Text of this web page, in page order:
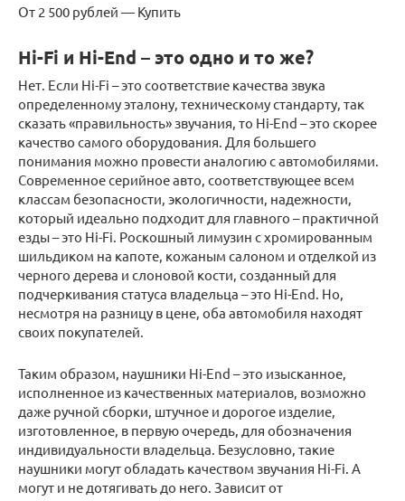
От 2 500 рублей — Купить
Hi-Fi и Hi-End – это одно и то же?
Нет. Если Hi-Fi – это соответствие качества звука
определенному эталону, техническому стандарту, так
сказать «правильность» звучания, то Hi-End – это скорее
качество самого оборудования. Для большего
понимания можно провести аналогию с автомобилями.
Современное серийное авто, соответствующее всем
классам безопасности, экологичности, надежности,
который идеально подходит для главного – практичной
езды – это Hi-Fi. Роскошный лимузин с хромированным
шильдиком на капоте, кожаным салоном и отделкой из
черного дерева и слоновой кости, созданный для
подчеркивания статуса владельца – это Hi-End. Но,
несмотря на разницу в цене, оба автомобиля находят
своих покупателей.
Таким образом, наушники Hi-End – это изысканное,
исполненное из качественных материалов, возможно
даже ручной сборки, штучное и дорогое изделие,
изготовленное, в первую очередь, для обозначения
индивидуальности владельца. Безусловно, такие
наушники могут обладать качеством звучания Hi-Fi. А
могут и не дотягивать до него. Зависит от